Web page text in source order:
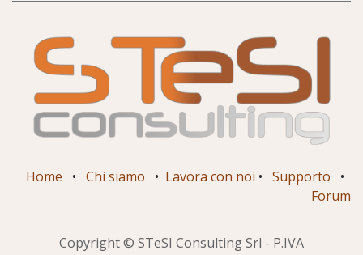
Home • Chi siamo • Lavora con noi • Supporto
•
Forum
Copyright © STeSI Consulting Srl - P.IVA